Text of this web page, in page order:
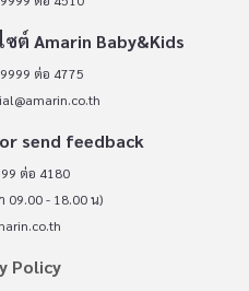
ต์ Amarin Baby&Kids
ต่อ 4775
send feedback
ต่อ 4180
09.00 - 18.00 น)
Policy